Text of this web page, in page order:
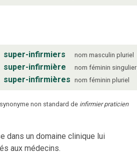
super-infirmiers nom masculin pluriel
super-infirmière nom féminin singulier
super-infirmières nom féminin pluriel
non standard de infirmier praticien
dans un domaine clinique lui
aux médecins.